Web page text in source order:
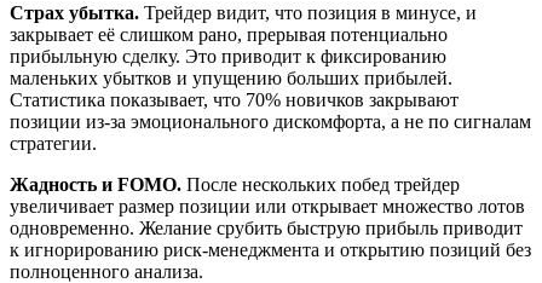
Страх убытка. Трейдер видит, что позиция в минусе, и
закрывает её слишком рано, прерывая потенциально
прибыльную сделку. Это приводит к фиксированию
маленьких убытков и упущению больших прибылей.
Статистика показывает, что 70% новичков закрывают
позиции из-за эмоционального дискомфорта, а не по сигналам
стратегии.
Жадность и FOMO. После нескольких побед трейдер
увеличивает размер позиции или открывает множество лотов
одновременно. Желание срубить быструю прибыль приводит
к игнорированию риск-менеджмента и открытию позиций без
полноценного анализа.